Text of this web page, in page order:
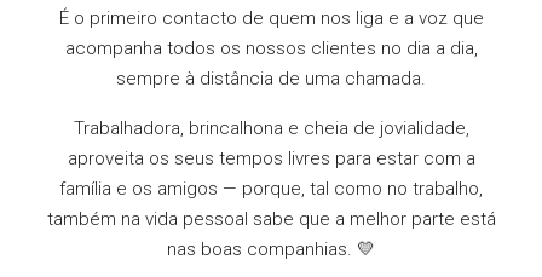
É o primeiro contacto de quem nos liga e a voz que
acompanha todos os nossos clientes no dia a dia,
sempre à distância de uma chamada.
Trabalhadora, brincalhona e cheia de jovialidade,
aproveita os seus tempos livres para estar com a
família e os amigos — porque, tal como no trabalho,
também na vida pessoal sabe que a melhor parte está
nas boas companhias. 💛